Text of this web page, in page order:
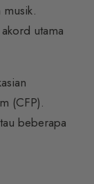
musik.
utama
(CFP).
beberapa